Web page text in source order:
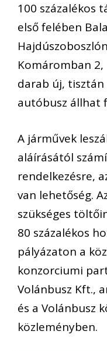
100 százalékos
első felében
Komáromban
darab új,
autóbusz állhat
A járművek
aláírásától
rendelkezésre,
van lehetőség.
szükséges
80 százalékos
pályázaton a
konzorciumi
Volánbusz Kft.,
és a Volánbusz
közleményben.